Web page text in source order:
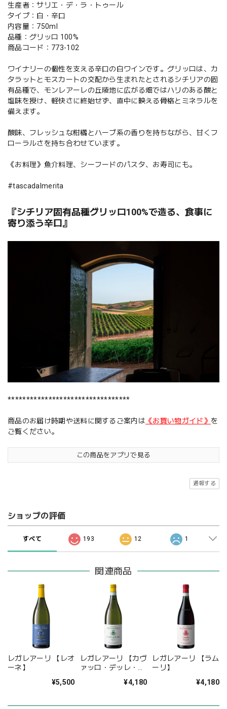
生産者：サリエ・デ・ラ・トゥール
タイプ：白・辛口
内容量：750ml
品種：グリッロ 100%
商品コード：773-102
ワイナリーの個性を支える辛口の白ワインです。グリッロは、カ
タラットとモスカートの交配から生まれたとされるシチリアの固
有品種で、モンレアーレの丘陵地に広がる畑ではハリのある酸と
塩味を授け、軽快さに終始せず、直中に映える骨格とミネラルを
備えます。
酸味、フレッシュな柑橘とハーブ系の香りを持ちながら、甘くフ
ローラルさを持ち合わせています。
《お料理》魚介料理、シーフードのパスタ、お寿司にも。
#tascadalmerita
『シチリア固有品種グリッロ100%で造る、食事に
寄り添う辛口』
*********************************
商品のお届け時期や送料に関するご案内は 《お買い物ガイド》 を
ご覧ください。
この商品をアプリで見る
通報する
ショップの評価
すべて 193 12 1
関連商品
レガレアーリ 【レオ
ーネ】
¥5,500
レガレアーリ 【カヴ
ァッロ・デッレ・フ
¥4,180
レガレアーリ 【ラム
ーリ】
¥4,180